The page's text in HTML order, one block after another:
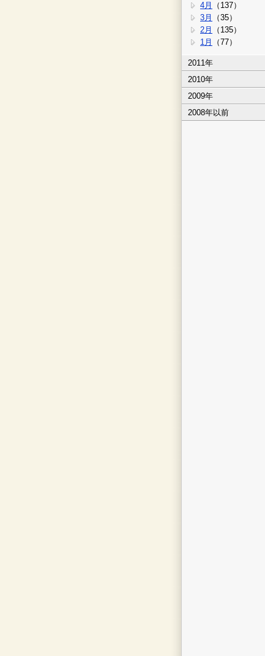
4月
（137）
3月
（35）
2月
（135）
1月
（77）
2011年
2010年
2009年
2008年以前